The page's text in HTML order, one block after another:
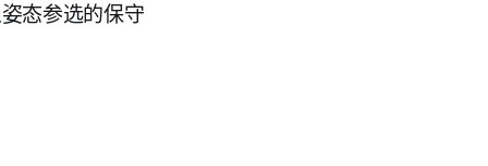
态参选的保守